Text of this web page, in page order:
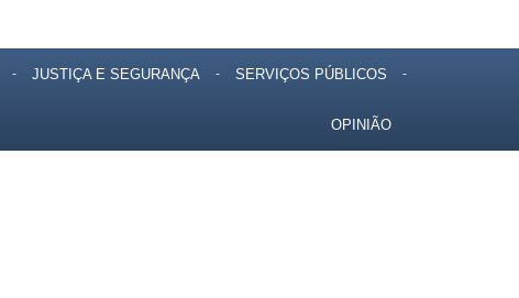
JUSTIÇA E SEGURANÇA SERVIÇOS PÚBLICOS
OPINIÃO